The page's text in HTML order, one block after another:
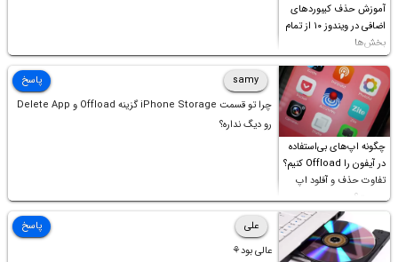
آموزش حذف کیبوردهای
اضافی در ویندوز ۱۰ از تمام
بخش‌ها
چگونه اپ‌های بی‌استفاده
در آیفون را Offload کنیم؟
تفاوت حذف و آفلود اپ
چیست؟
samy
چرا تو قسمت iPhone Storage گزینه Offload و Delete App
رو دیگ نداره؟
پاسخ
علی
عالی بود⚘
پاسخ